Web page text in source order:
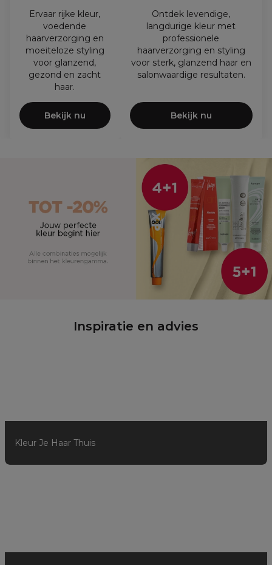
Ervaar rijke kleur,
voedende
haarverzorging en
moeiteloze styling
voor glanzend,
gezond en zacht
haar.
Bekijk nu
Ontdek levendige,
langdurige kleur met
professionele
haarverzorging en styling
voor sterk, glanzend haar en
salonwaardige resultaten.
Bekijk nu
Inspiratie en advies
Kleur Je Haar Thuis